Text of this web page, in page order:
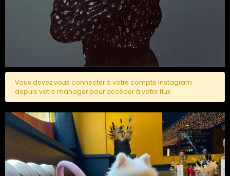
Vous devez vous connecter à votre compte Instagram
depuis votre manager pour accéder à votre flux